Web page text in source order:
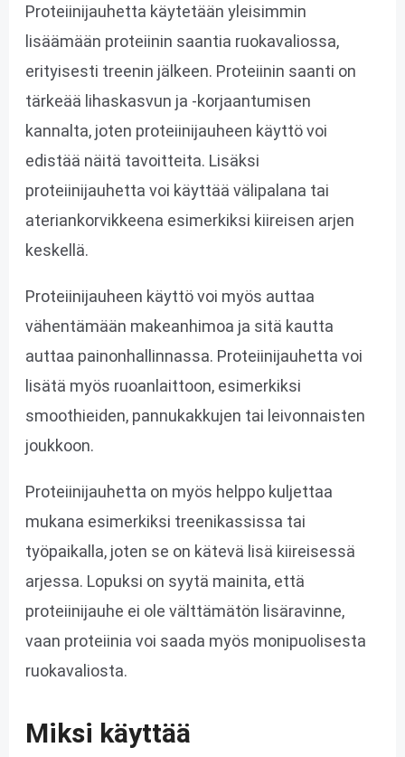
Proteiinijauhetta käytetään yleisimmin
lisäämään proteiinin saantia ruokavaliossa,
erityisesti treenin jälkeen. Proteiinin saanti on
tärkeää lihaskasvun ja -korjaantumisen
kannalta, joten proteiinijauheen käyttö voi
edistää näitä tavoitteita. Lisäksi
proteiinijauhetta voi käyttää välipalana tai
ateriankorvikkeena esimerkiksi kiireisen arjen
keskellä.
Proteiinijauheen käyttö voi myös auttaa
vähentämään makeanhimoa ja sitä kautta
auttaa painonhallinnassa. Proteiinijauhetta voi
lisätä myös ruoanlaittoon, esimerkiksi
smoothieiden, pannukakkujen tai leivonnaisten
joukkoon.
Proteiinijauhetta on myös helppo kuljettaa
mukana esimerkiksi treenikassissa tai
työpaikalla, joten se on kätevä lisä kiireisessä
arjessa. Lopuksi on syytä mainita, että
proteiinijauhe ei ole välttämätön lisäravinne,
vaan proteiinia voi saada myös monipuolisesta
ruokavaliosta.
Miksi käyttää